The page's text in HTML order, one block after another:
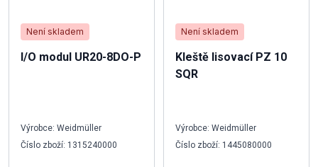
Není skladem
I/O modul UR20-8DO-P
Výrobce: Weidmüller
Číslo zboží: 1315240000
Není skladem
Kleště lisovací PZ 10
SQR
Výrobce: Weidmüller
Číslo zboží: 1445080000